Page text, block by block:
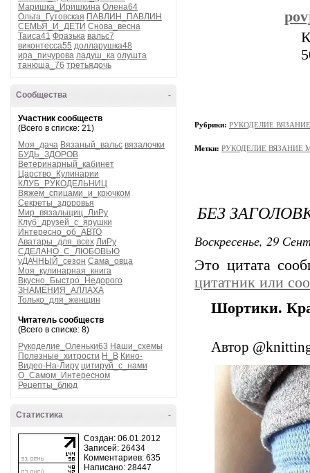
Маришка_Иришкина Олена64
Ольга_Гутовская ПАВЛИН_ПАВЛИН
СЕМЬЯ_И_ДЕТИ Снова_весна
Таиса41 Фразька вальс7
виконтесса55 долларушка48
ира_пичурова ладуш_ка олушта
танюша_76 третьядочь
-
Сообщества
Участник сообществ
(Всего в списке: 21)
Моя_дача Вязаный_вальс вязалочки
БУДЬ_ЗДОРОВ
Ветеринарный_кабинет
Царство_Кулинарии
КЛУБ_РУКОДЕЛЬНИЦ
Вяжем_спицами_и_крючком
Секреты_здоровья
Мир_вязальщиц_ЛиРу
Клуб_друзей_с_ярушки
Интересно_об_АВТО
Аватары_для_всех ЛиРу
СДЕЛАНО_С_ЛЮБОВЬЮ
уДАЧНЫЙ_сезон Сама_овца
Моя_кулинарная_книга
Вкусно_Быстро_Недорого
ЗНАМЕНИЯ_АЛЛАХА
Только_для_женщин
Читатель сообществ
(Всего в списке: 8)
Рукоделие_Оленьки63 Наши_схемы
Полезные_хитрости H_B Кино-
Видео-На-Лиру цитируй_с_нами
О_Самом_Интересном
Рецепты_блюд
-
Статистика
Создан: 06.01.2012
Записей: 26434
Комментариев: 635
Написано: 28447
Рубрики: РУКОДЕЛИЕ
Метки: РУКОДЕЛИЕ ВЯЗАНИЕ
БЕЗ
Воскресенье, 29
Это цитата
цитатник или
Шортики.
Автор